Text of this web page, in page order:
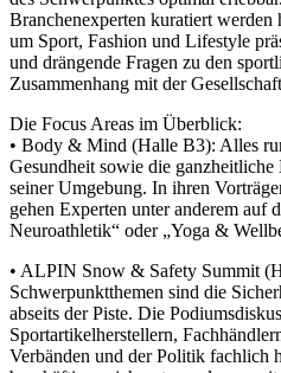
Branchenexperten kuratiert
um Sport, Fashion und Lifestyle
und drängende Fragen zu den
Zusammenhang mit der
Die Focus Areas im Überblick:
• Body & Mind (Halle B3): Alles
Gesundheit sowie die
seiner Umgebung. In ihren
gehen Experten unter anderem auf
Neuroathletik“ oder „Yoga &
• ALPIN Snow & Safety Summit
Schwerpunktthemen sind die
abseits der Piste. Die
Sportartikelherstellern,
Verbänden und der Politik fachlich